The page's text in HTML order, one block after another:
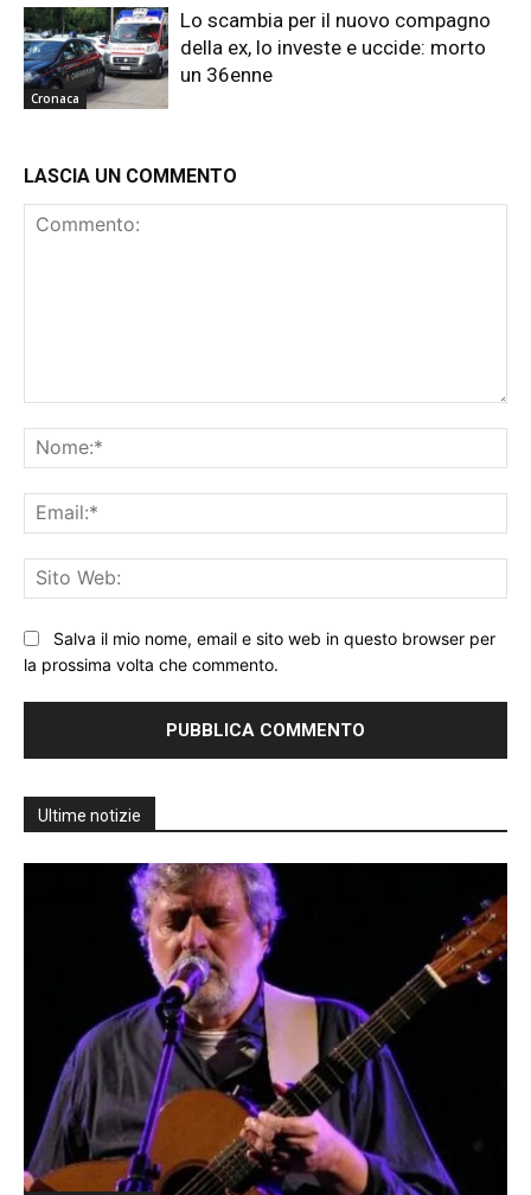
Cronaca
Lo scambia per il nuovo compagno
della ex, lo investe e uccide: morto
un 36enne
LASCIA UN COMMENTO
Salva il mio nome, email e sito web in questo browser per
la prossima volta che commento.
Ultime notizie